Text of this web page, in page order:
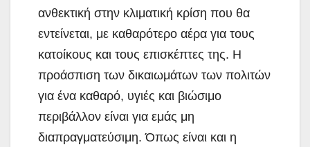
ανθεκτική στην κλιματική κρίση που θα
εντείνεται, με καθαρότερο αέρα για τους
κατοίκους και τους επισκέπτες της. Η
προάσπιση των δικαιωμάτων των πολιτών
για ένα καθαρό, υγιές και βιώσιμο
περιβάλλον είναι για εμάς μη
διαπραγματεύσιμη. Όπως είναι και η